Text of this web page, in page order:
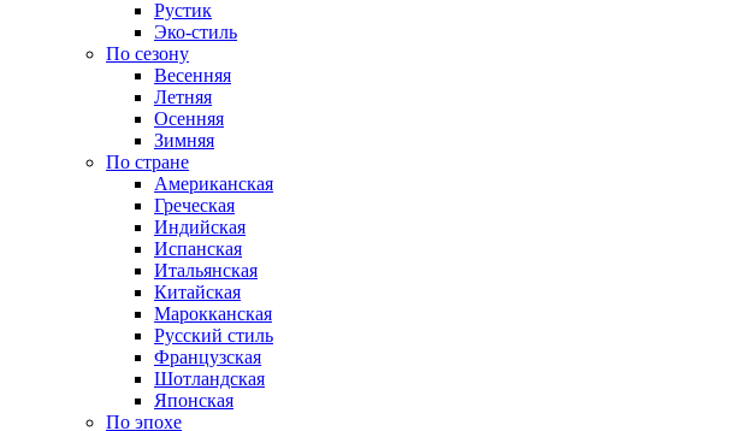
Рустик
Эко-стиль
По сезону
Весенняя
Летняя
Осенняя
Зимняя
По стране
Американская
Греческая
Индийская
Испанская
Итальянская
Китайская
Марокканская
Русский стиль
Французская
Шотландская
Японская
По эпохе